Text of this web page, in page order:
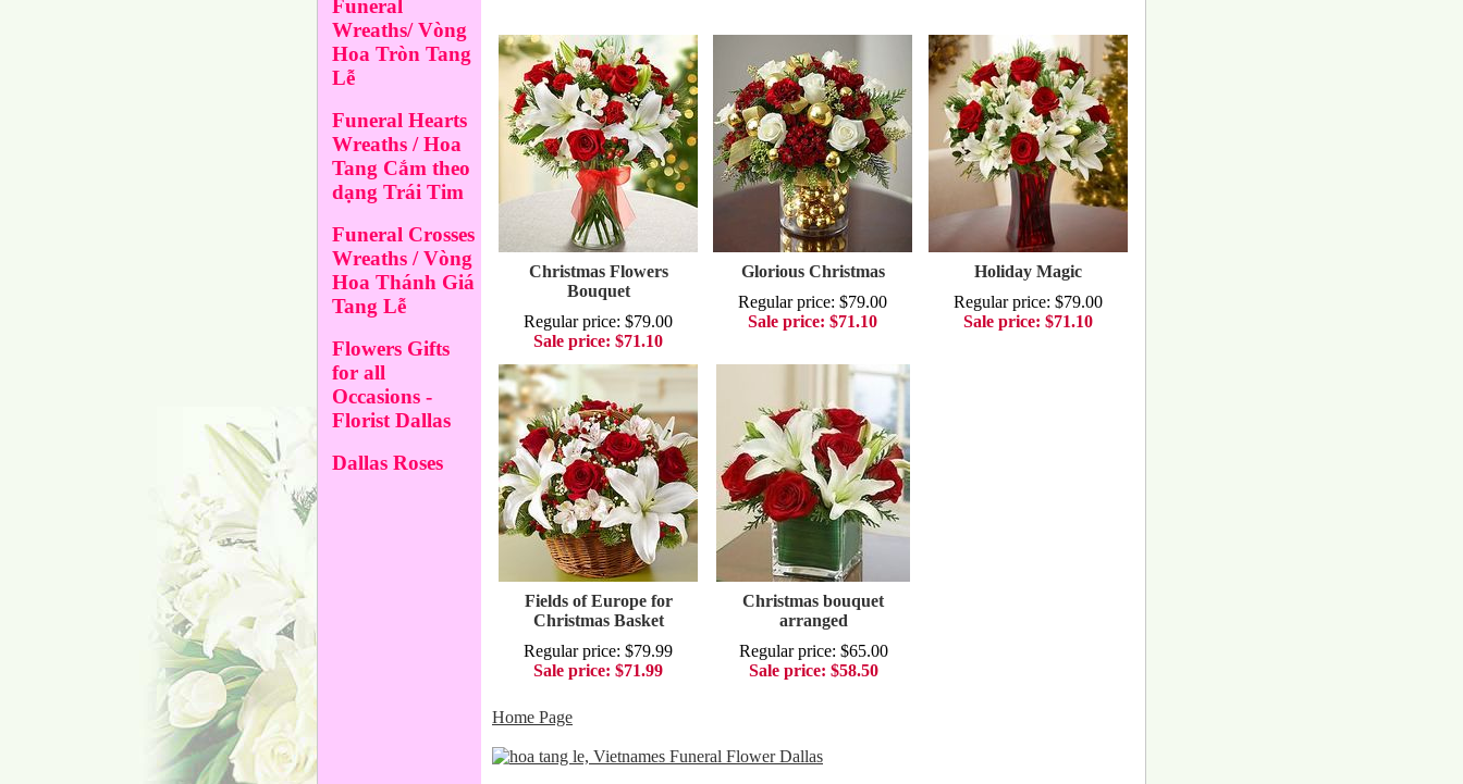
Christmas Flowers
Bouquet
Regular price: $79.00
Sale price: $71.10
Glorious Christmas
Regular price: $79.00
Sale price: $71.10
Holiday Magic
Regular price: $79.00
Sale price: $71.10
Fields of Europe for
Christmas Basket
Regular price: $79.99
Sale price: $71.99
Christmas bouquet
arranged
Regular price: $65.00
Sale price: $58.50
Home Page
Funeral
Wreaths/ Vòng
Hoa Tròn Tang
Lễ
Funeral Hearts
Wreaths / Hoa
Tang Cắm theo
dạng Trái Tim
Funeral Crosses
Wreaths / Vòng
Hoa Thánh Giá
Tang Lễ
Flowers Gifts
for all
Occasions -
Florist Dallas
Dallas Roses